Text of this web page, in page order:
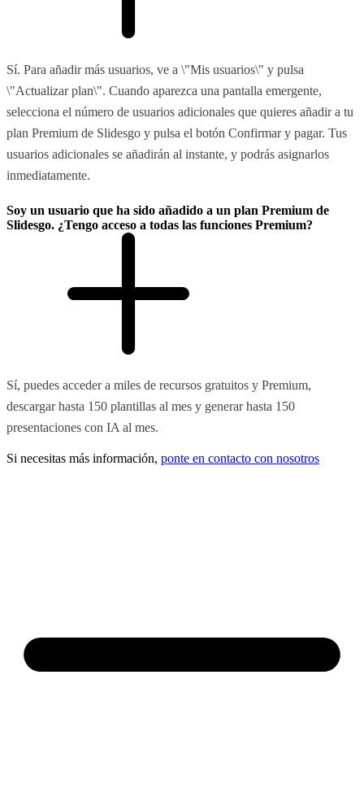
Sí. Para añadir más usuarios, ve a \"Mis usuarios\" y pulsa
\"Actualizar plan\". Cuando aparezca una pantalla emergente,
selecciona el número de usuarios adicionales que quieres añadir a tu
plan Premium de Slidesgo y pulsa el botón Confirmar y pagar. Tus
usuarios adicionales se añadirán al instante, y podrás asignarlos
inmediatamente.
Soy un usuario que ha sido añadido a un plan Premium de
Slidesgo. ¿Tengo acceso a todas las funciones Premium?
Sí, puedes acceder a miles de recursos gratuitos y Premium,
descargar hasta 150 plantillas al mes y generar hasta 150
presentaciones con IA al mes.
Si necesitas más información, ponte en contacto con nosotros